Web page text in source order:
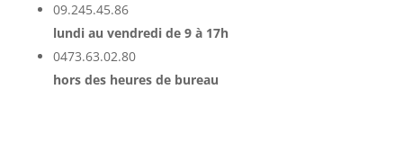
09.245.45.86
lundi au vendredi de 9 à 17h
0473.63.02.80
hors des heures de bureau